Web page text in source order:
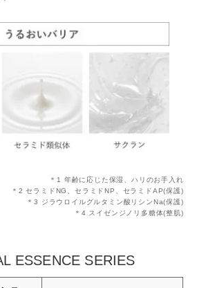
＊1 年齢に応じた保湿、ハリのお手入れ
＊2 セラミドNG、セラミドNP、セラミドAP(保護)
＊3 ジラウロイルグルタミン酸リシンNa(保護)
＊4 スイゼンジノリ多糖体(整肌)
ESSENCE SERIES